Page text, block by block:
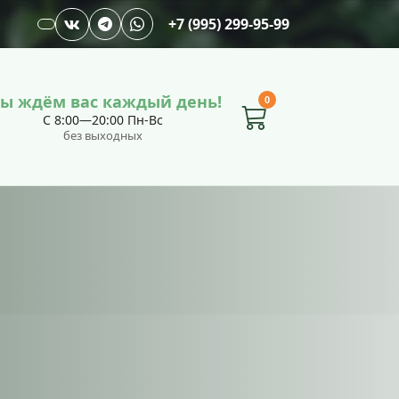
+7 (995) 299-95-99
ждём вас каждый день!
С 8:00—20:00 Пн-Вс
без выходных
0